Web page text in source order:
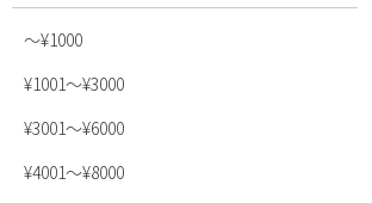
〜¥1000
¥1001〜¥3000
¥3001〜¥6000
¥4001〜¥8000